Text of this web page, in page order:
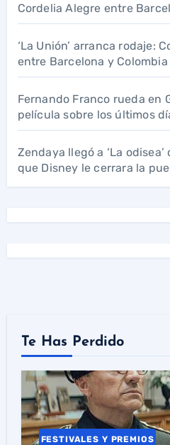
Cordelia Alegre entre
‘La Unión’ arranca rodaje:
entre Barcelona y Colombia
Fernando Franco rueda en
película sobre los últimos
Zendaya llegó a ‘La
que Disney le cerrara la
Te Has Perdido
FESTIVALES Y PREMIOS